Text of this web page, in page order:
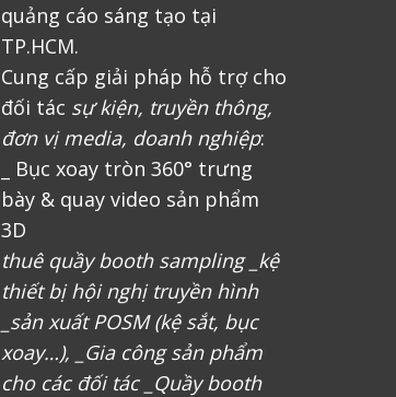
quảng cáo sáng tạo tại
TP.HCM.
Cung cấp giải pháp hỗ trợ cho
đối tác sự kiện, truyền thông,
đơn vị media, doanh nghiệp:
_ Bục xoay tròn 360° trưng
bày & quay video sản phẩm
3D
thuê quầy booth sampling _kệ
thiết bị hội nghị truyền hình
_sản xuất POSM (kệ sắt, bục
xoay…), _Gia công sản phẩm
cho các đối tác _Quầy booth